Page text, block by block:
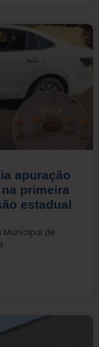
apuração
primeira
estadual
Municipal de